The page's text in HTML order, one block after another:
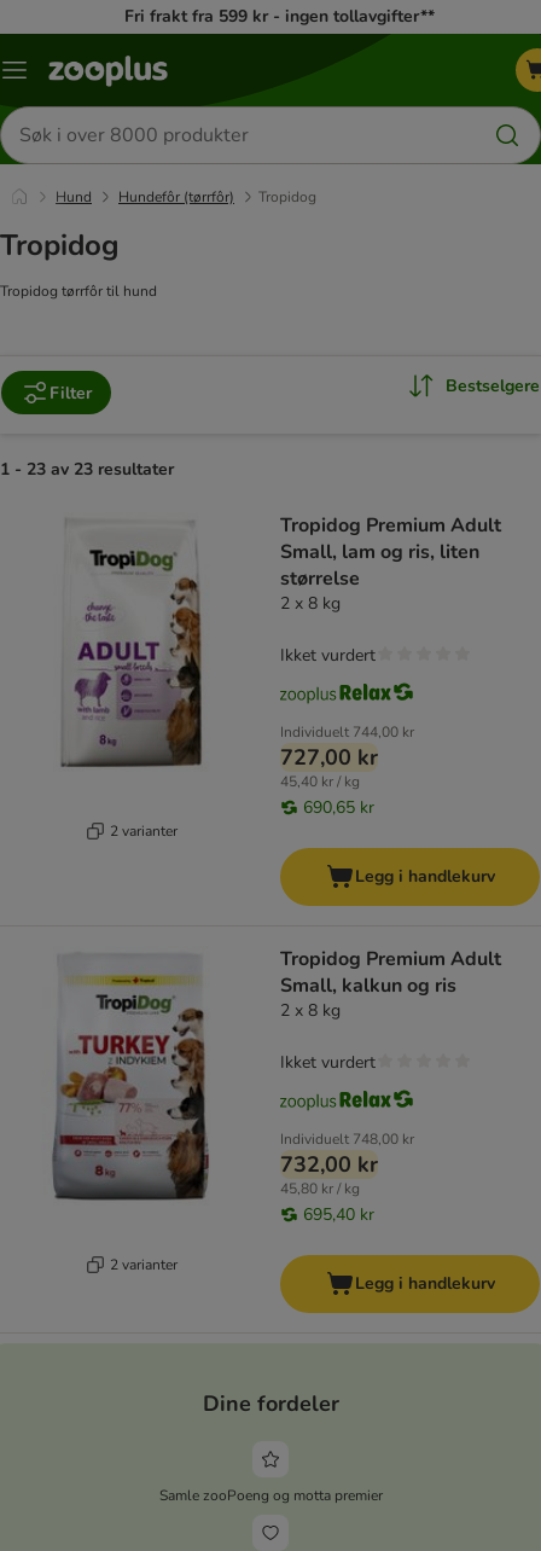
Fri frakt fra 599 kr - ingen tollavgifter**
Katalogmeny
Søk
etter
produkter
Hund Hundefôr (tørrfôr) Tropidog
Tropidog
Tropidog tørrfôr til hund
Filter Bestselgere
1 - 23 av 23 resultater
2 varianter
Tropidog Premium Adult
Small, lam og ris, liten
størrelse
2 x 8 kg
Individuelt 744,00 kr
727,00 kr
45,40 kr / kg
690,65 kr
Ikket vurdert
Legg i handlekurv
2 varianter
Tropidog Premium Adult
Small, kalkun og ris
2 x 8 kg
Individuelt 748,00 kr
732,00 kr
45,80 kr / kg
695,40 kr
Ikket vurdert
Legg i handlekurv
Dine fordeler
Samle zooPoeng og motta premier